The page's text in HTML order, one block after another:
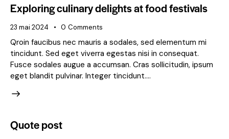
Exploring culinary delights at food festivals
23 mai 2024 0 Comments
Qroin faucibus nec mauris a sodales, sed elementum mi
tincidunt. Sed eget viverra egestas nisi in consequat.
Fusce sodales augue a accumsan. Cras sollicitudin, ipsum
eget blandit pulvinar. Integer tincidunt.…
Quote post